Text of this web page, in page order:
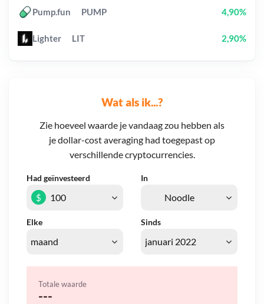
Wat als ik...?
Zie hoeveel waarde je vandaag zou hebben als
je dollar-cost averaging had toegepast op
verschillende cryptocurrencies.
Had geïnvesteerd In
Elke Sinds
$
Totale waarde
---
Pump.fun PUMP 4,90%
Lighter LIT 2,90%